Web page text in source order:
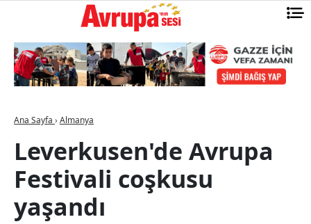
Ana Sayfa › Almanya
Leverkusen'de Avrupa
Festivali coşkusu
yaşandı